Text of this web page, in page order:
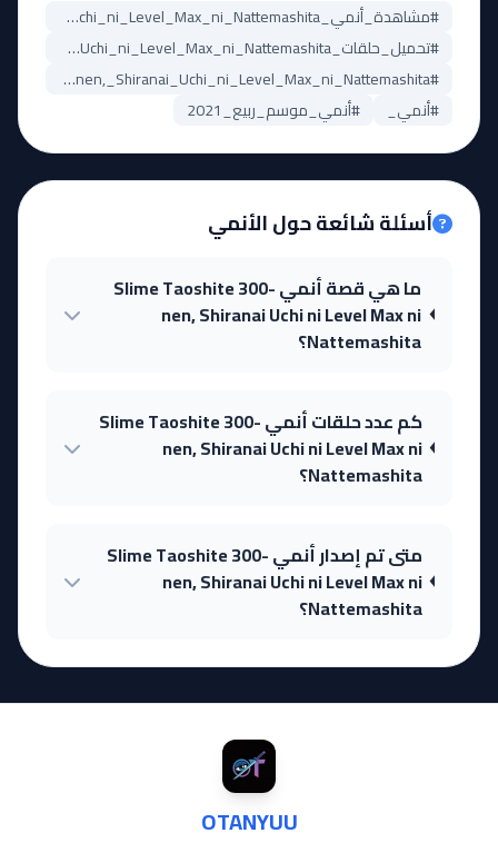
#مشاهدة_أنمي_Slime_Taoshite_300-nen,_Shiranai_Uchi_ni_Level_Max_ni_Nattemashita
#تحميل_حلقات_Slime_Taoshite_300-nen,_Shiranai_Uchi_ni_Level_Max_ni_Nattemashita
#Slime_Taoshite_300-nen,_Shiranai_Uchi_ni_Level_Max_ni_Nattemashita_مترجم
#أنمي_
#أنمي_موسم_ربيع_2021
أسئلة شائعة حول الأنمي
ما هي قصة أنمي Slime Taoshite 300-
nen, Shiranai Uchi ni Level Max ni
Nattemashita؟
كم عدد حلقات أنمي Slime Taoshite 300-
nen, Shiranai Uchi ni Level Max ni
Nattemashita؟
متى تم إصدار أنمي Slime Taoshite 300-
nen, Shiranai Uchi ni Level Max ni
Nattemashita؟
OTANYUU